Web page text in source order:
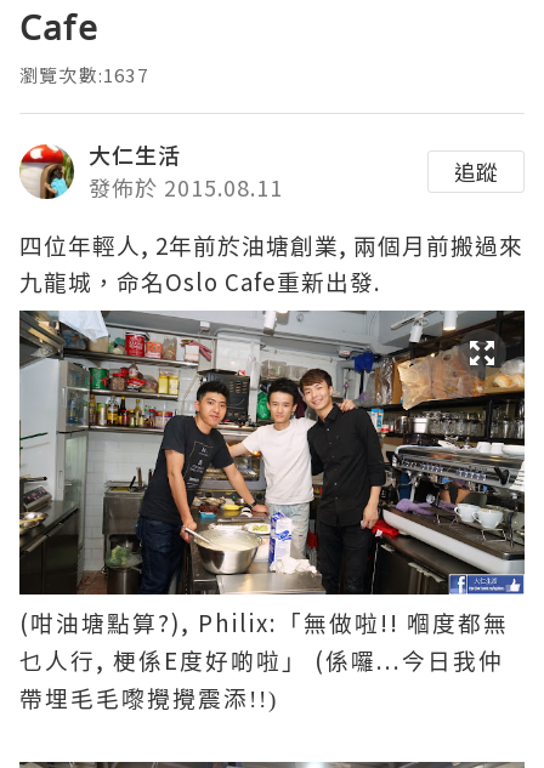
Cafe
瀏覽次數:1637
大仁生活
發佈於 2015.08.11
追蹤
四位年輕人, 2年前於油塘創業, 兩個月前搬過來
九龍城，命名Oslo Cafe重新出發.
(咁油塘點算?), Philix: 「無做啦 !! 嗰度都無
乜人行, 梗係 E度好啲啦」 (係囉...今日我仲
帶埋毛毛嚟攪攪震添 !!)